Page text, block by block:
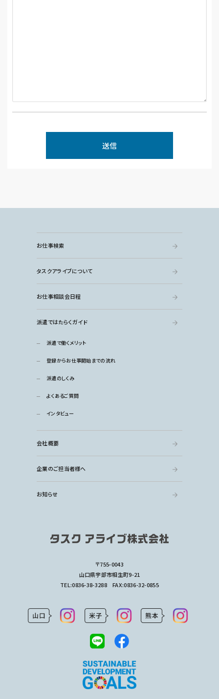
お仕事検索
タスクアライブについて
お仕事相談会日程
派遣ではたらくガイド
派遣で働くメリット
登録からお仕事開始までの流れ
派遣のしくみ
よくあるご質問
インタビュー
会社概要
企業のご担当者様へ
お知らせ
〒755-0043
山口県宇部市相生町9-21
TEL:0836-38-3288FAX:0836-32-0855